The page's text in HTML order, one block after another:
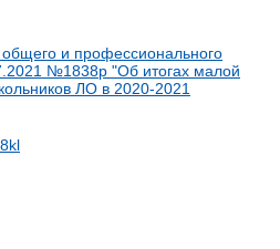
и профессионального
№1838р "Об итогах малой
ЛО в 2020-2021